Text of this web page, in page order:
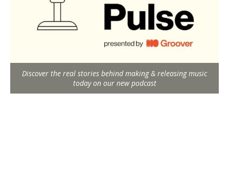
Discover the real stories behind making & releasing music
today on our new podcast